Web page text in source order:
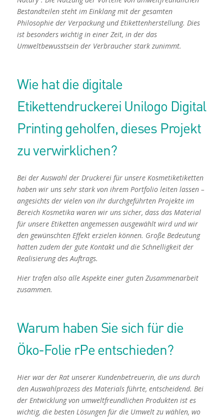
Bestandteilen steht im Einklang mit der gesamten
Philosophie der Verpackung und Etikettenherstellung. Dies
ist besonders wichtig in einer Zeit, in der das
Umweltbewusstsein der Verbraucher stark zunimmt.
Wie hat die digitale
Etikettendruckerei Unilogo Digital
Printing geholfen, dieses Projekt
zu verwirklichen?
Bei der Auswahl der Druckerei für unsere Kosmetiketiketten
haben wir uns sehr stark von ihrem Portfolio leiten lassen –
angesichts der vielen von ihr durchgeführten Projekte im
Bereich Kosmetika waren wir uns sicher, dass das Material
für unsere Etiketten angemessen ausgewählt wird und wir
den gewünschten Effekt erzielen können. Große Bedeutung
hatten zudem der gute Kontakt und die Schnelligkeit der
Realisierung des Auftrags.
Hier trafen also alle Aspekte einer guten Zusammenarbeit
zusammen.
Warum haben Sie sich für die
Öko-Folie rPe entschieden?
Hier war der Rat unserer Kundenbetreuerin, die uns durch
den Auswahlprozess des Materials führte, entscheidend. Bei
der Entwicklung von umweltfreundlichen Produkten ist es
wichtig, die besten Lösungen für die Umwelt zu wählen, wo